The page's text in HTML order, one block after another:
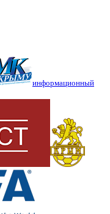
информационный